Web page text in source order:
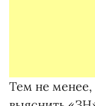
Тем не менее,